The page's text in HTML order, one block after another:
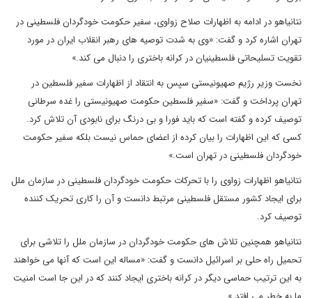
نتانیاهو در ادامه به اظهارات صلاح زواوی، سفیر حکومت خودگردان فلسطینی در
تهران اشاره کرد و گفت: «وی به شدت توصیه های رهبر انقلاب ایران در مورد
تقویت تسلیحاتی فلسطینیان در کرانه باختری را دنبال می کند.»
نخست وزیر رژیم صهیونیستی سپس به انتقاد از اظهارات سفیر فلسطین در
تهران پرداخت و گفت: «سفیر فلسطین حکومت صهیونیستی را غده سرطانی
توصیف کرده و گفته است که باید فورا و بی درنگ برای نابودی آن تلاش کرد.
کسی که این اظهارات را بیان کرده از اعضای حماس نیست بلکه سفیر حکومت
خودگردان فلسطینی در تهران است.»
نتانیاهو اظهارات زواوی را با تحرکات حکومت خودگردان فلسطینی در سازمان ملل
برای ایجاد کشور مستقل فلسطینی مرتبط دانست و آن را کاری تحریک کننده
توصیف کرد.
نتانیاهو همچنین تلاش های حکومت خودگردان در سازمان ملل را تلاشی برای
تحمیل راه حلی بر اسرائیل دانست و گفت: «مساله این است که آنها می خواهند
به این ترتیب حماسی دیگر در کرانه باختری ایجاد کنند که در این جا است امنیت